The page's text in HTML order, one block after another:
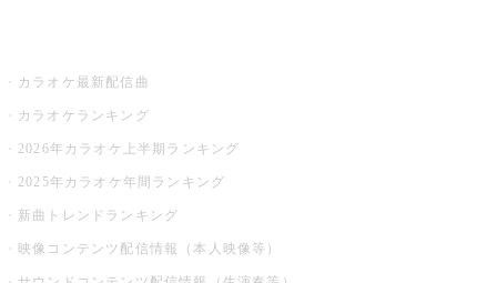
カラオケ最新配信曲
カラオケランキング
2026年カラオケ上半期ランキング
2025年カラオケ年間ランキング
新曲トレンドランキング
映像コンテンツ配信情報（本人映像等）